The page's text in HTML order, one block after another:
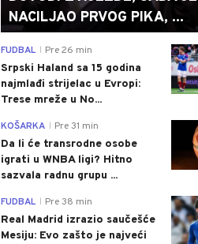
NACILJAO PRVOG PIKA, ...
FUDBAL Pre 26 min
Srpski Haland sa 15 godina
najmlađi strijelac u Evropi:
Trese mreže u No...
KOŠARKA Pre 31 min
Da li će transrodne osobe
igrati u WNBA ligi? Hitno
sazvala radnu grupu ...
FUDBAL Pre 38 min
Real Madrid izrazio saučešće
Mesiju: Evo zašto je najveći